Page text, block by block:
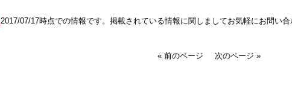
2017/07/17時点での情報です。掲載されている情報に関しましてお気軽にお問い合
« 前のページ 次のページ »